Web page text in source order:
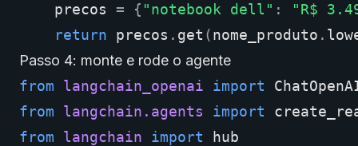
precos
= { "notebook dell" :
"R$
return
precos . get (nome_produto .
Passo 4: monte e rode o agente
from
langchain_openai import
from
langchain.agents import
from
langchain import hub